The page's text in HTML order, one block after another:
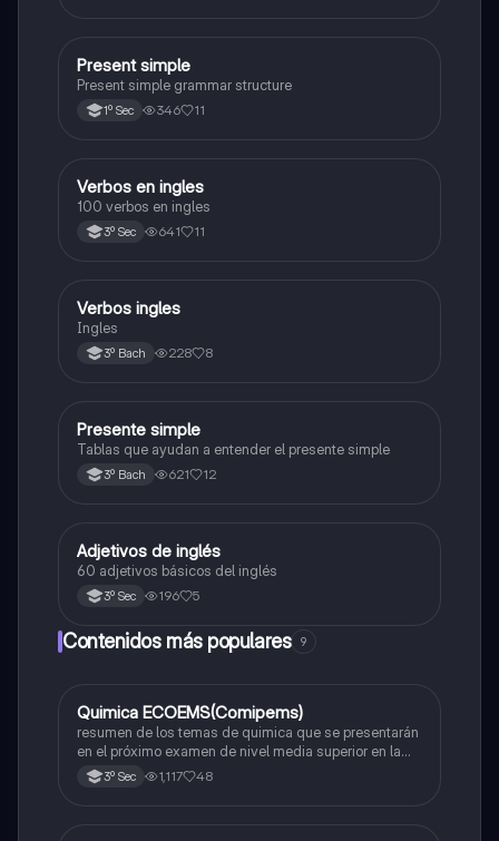
Inglés
Present simple
Present simple grammar structure
1º Sec 346 11
Inglés
Verbos en ingles
100 verbos en ingles
3º Sec 641 11
Inglés
Verbos ingles
Ingles
3º Bach 228 8
Inglés
Presente simple
Tablas que ayudan a entender el presente simple
3º Bach 621 12
Inglés
Adjetivos de inglés
60 adjetivos básicos del inglés
3º Sec 196 5
Contenidos más populares 9
Química
Quimica ECOEMS(Comipems)
resumen de los temas de quimica que se presentarán
en el próximo examen de nivel media superior en la
zona metropolitana de el valle de México
3º Sec 1,117 48